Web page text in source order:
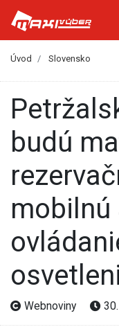
Úvod Slovensko
Petržalské športoviská
budú
mobilnú
Webnoviny